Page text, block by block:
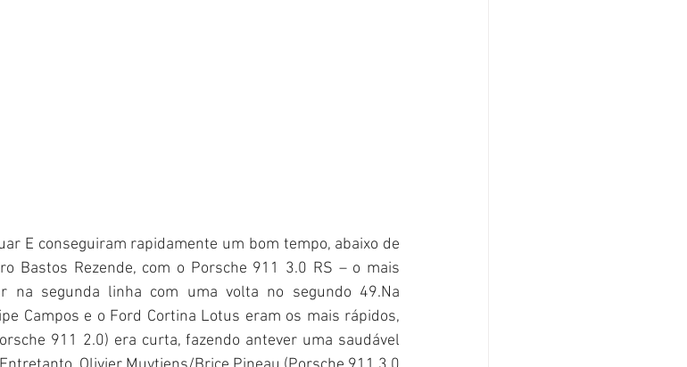
E conseguiram rapidamente um bom tempo, abaixo de
Bastos Rezende, com o Porsche 911 3.0 RS – o mais
na segunda linha com uma volta no segundo 49.Na
Campos e o Ford Cortina Lotus eram os mais rápidos,
911 2.0) era curta, fazendo antever uma saudável